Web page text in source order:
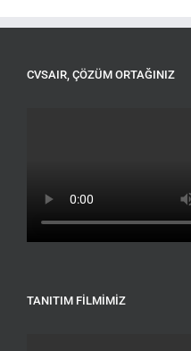
CVSAIR, ÇÖZÜM ORTAĞINIZ
TANITIM FILMIMIZ